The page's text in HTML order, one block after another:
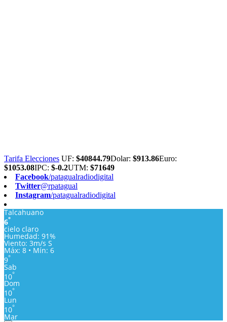
Tarifa Elecciones UF: $40844.79Dolar: $913.86Euro:
$1053.08IPC: $-0.2UTM: $71649
Facebook/patagualradiodigital
Twitter@rpatagual
Instagram/patagualradiodigital
Talcahuano
6°
cielo claro
Humedad: 91%
Viento: 3m/s S
Máx: 8 • Mín: 6
9°
Sab
10°
Dom
10°
Lun
10°
Mar